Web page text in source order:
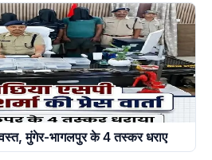
मुंगेर-भागलपुर के 4 तस्कर धराए